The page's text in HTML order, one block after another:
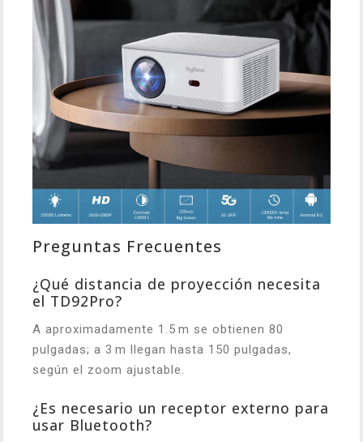
Preguntas Frecuentes
¿Qué distancia de proyección necesita
el TD92Pro?
A aproximadamente 1.5 m se obtienen 80
pulgadas; a 3 m llegan hasta 150 pulgadas,
según el zoom ajustable.
¿Es necesario un receptor externo para
usar Bluetooth?